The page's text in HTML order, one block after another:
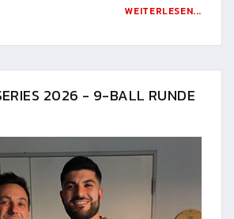
WEITERLESEN...
2026 - 9-BALL RUNDE